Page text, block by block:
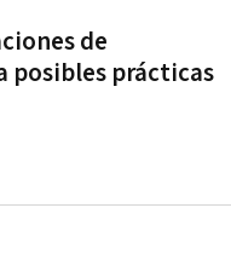
de
posibles prácticas